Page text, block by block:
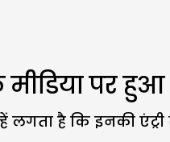
मीडिया पर
लगता है कि इनकी